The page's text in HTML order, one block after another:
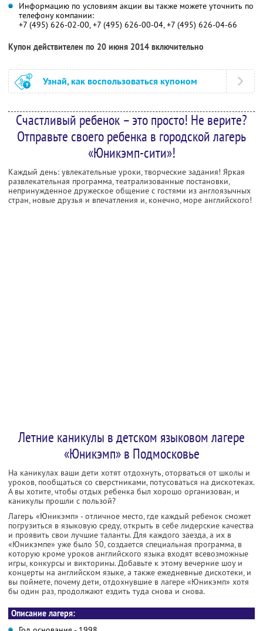
Информацию по условиям акции вы также можете уточнить по
телефону компании:
+7 (495) 626-02-00, +7 (495) 626-00-04, +7 (495) 626-04-66
Купон действителен по 20 июня 2014 включительно
Узнай, как воспользоваться купоном
Счастливый ребенок – это просто! Не верите?
Отправьте своего ребенка в городской лагерь
«Юникэмп-сити»!
Каждый день: увлекательные уроки, творческие задания! Яркая
развлекательная программа, театрализованные постановки,
непринужденное дружеское общение с гостями из англоязычных
стран, новые друзья и впечатления и, конечно, море английского!
Летние каникулы в детском языковом лагере
«Юникэмп» в Подмосковье
На каникулах ваши дети хотят отдохнуть, оторваться от школы и
уроков, пообщаться со сверстниками, потусоваться на дискотеках.
А вы хотите, чтобы отдых ребенка был хорошо организован, и
каникулы прошли с пользой?
Лагерь «Юникэмп» - отличное место, где каждый ребенок сможет
погрузиться в языковую среду, открыть в себе лидерские качества
и проявить свои лучшие таланты. Для каждого заезда, а их в
«Юникэмпе» уже было 50, создается специальная программа, в
которую кроме уроков английского языка входят всевозможные
игры, конкурсы и викторины. Добавьте к этому вечерние шоу и
концерты на английском языке, а также ежедневные дискотеки, и
вы поймете, почему дети, отдохнувшие в лагере «Юникэмп» хотя
бы один раз, продолжают ездить туда снова и снова.
Описание лагеря: